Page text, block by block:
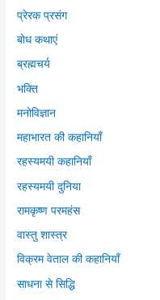
प्रेरक प्रसंग
बोध कथाएं
ब्रह्मचर्य
भक्ति
मनोविज्ञान
महाभारत की कहानियाँ
रहस्यमयी कहानियाँ
रहस्यमयी दुनिया
रामकृष्ण परमहंस
वास्तु शास्त्र
विक्रम वेताल की कहानियाँ
साधना से सिद्धि